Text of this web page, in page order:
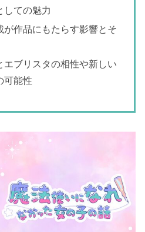
しての魅力
が作品にもたらす影響とそ
エブリスタの相性や新しい
可能性